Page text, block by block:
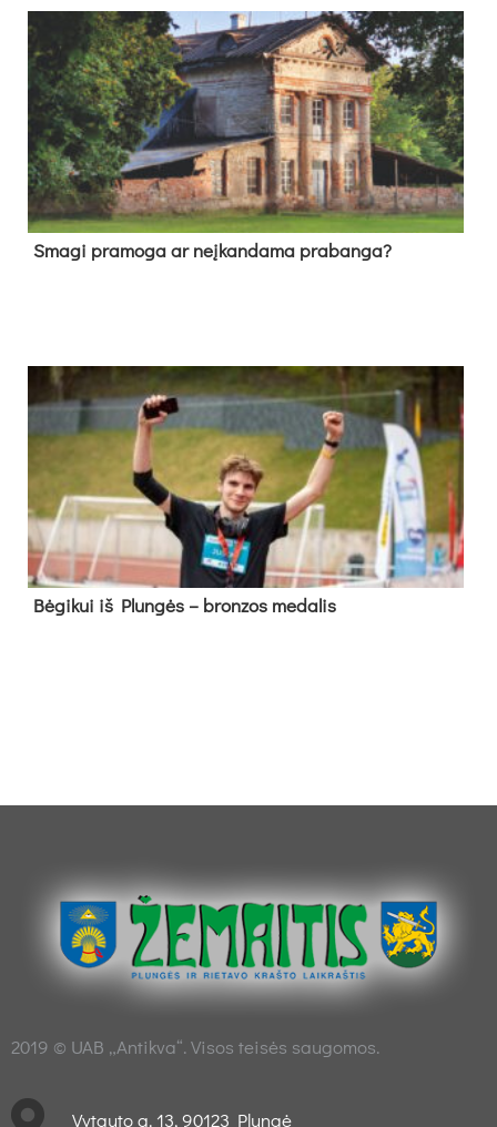
Sma­gi pra­mo­ga ar neį­kan­da­ma pra­ban­ga?
Bė­gi­kui iš Plun­gės – bron­zos me­da­lis
2019 © UAB „Antikva“. Visos teisės saugomos.
Vytauto g. 13, 90123 Plungė